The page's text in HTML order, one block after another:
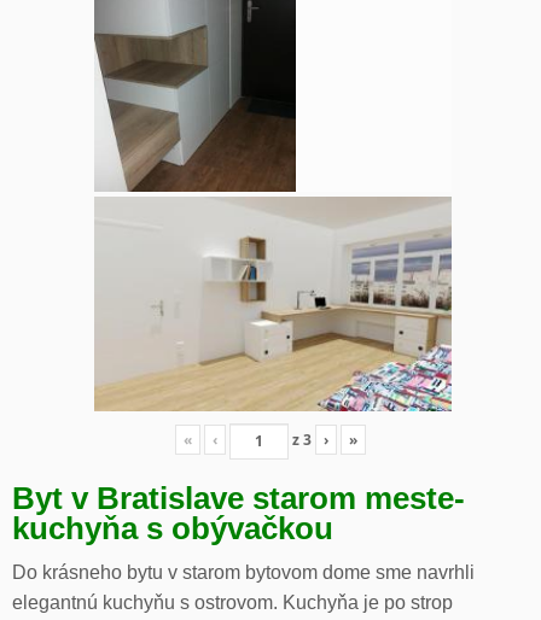
« ‹ z3 › »
Byt v Bratislave starom meste-
kuchyňa s obývačkou
Do krásneho bytu v starom bytovom dome sme navrhli
elegantnú kuchyňu s ostrovom. Kuchyňa je po strop